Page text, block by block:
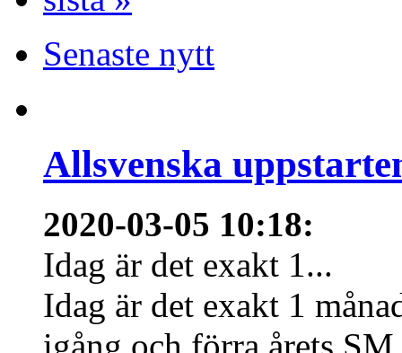
Senaste nytt
Allsvenska
2020-03-05 10:18:
Idag är det exakt 1...
Idag är det exakt 1